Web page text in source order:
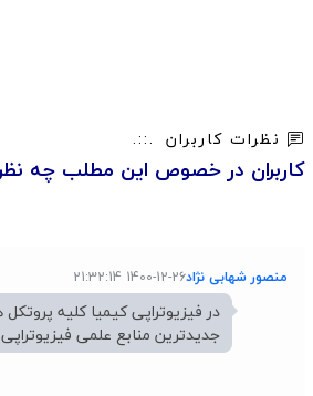
نظرات کاربران
کاربران در خصوص این مطلب چه
منصور شهابی نژاد1400-12-26 21:32:14
در فیزیوتراپی کیمیا کلیه
جدیدترین منابع علمی